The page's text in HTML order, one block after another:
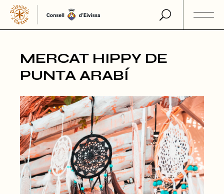
Skip
the
content
MERCAT HIPPY DE
PUNTA ARABÍ